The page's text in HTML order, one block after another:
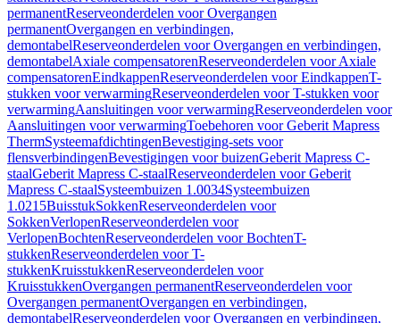
permanentReserveonderdelen voor Overgangen
permanentOvergangen en verbindingen,
demontabelReserveonderdelen voor Overgangen en verbindingen,
demontabelAxiale compensatorenReserveonderdelen voor Axiale
compensatorenEindkappenReserveonderdelen voor EindkappenT-
stukken voor verwarmingReserveonderdelen voor T-stukken voor
verwarmingAansluitingen voor verwarmingReserveonderdelen voor
Aansluitingen voor verwarmingToebehoren voor Geberit Mapress
ThermSysteemafdichtingenBevestiging-sets voor
flensverbindingenBevestigingen voor buizenGeberit Mapress C-
staalGeberit Mapress C-staalReserveonderdelen voor Geberit
Mapress C-staalSysteembuizen 1.0034Systeembuizen
1.0215BuisstukSokkenReserveonderdelen voor
SokkenVerlopenReserveonderdelen voor
VerlopenBochtenReserveonderdelen voor BochtenT-
stukkenReserveonderdelen voor T-
stukkenKruisstukkenReserveonderdelen voor
KruisstukkenOvergangen permanentReserveonderdelen voor
Overgangen permanentOvergangen en verbindingen,
demontabelReserveonderdelen voor Overgangen en verbindingen,